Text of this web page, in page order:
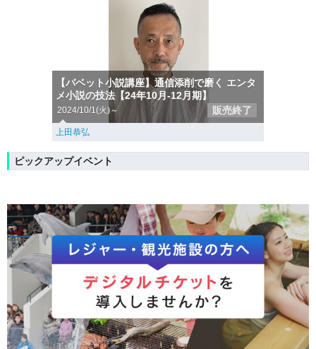
【バベット小説講座】通信添削で磨く エンタ
メ小説の技法【24年10月-12月期】
2024/10/1(火)～ 販売終了
上田恭弘
ピックアップイベント